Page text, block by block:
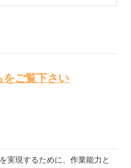
をご覧下さい
実現するために、作業能力と